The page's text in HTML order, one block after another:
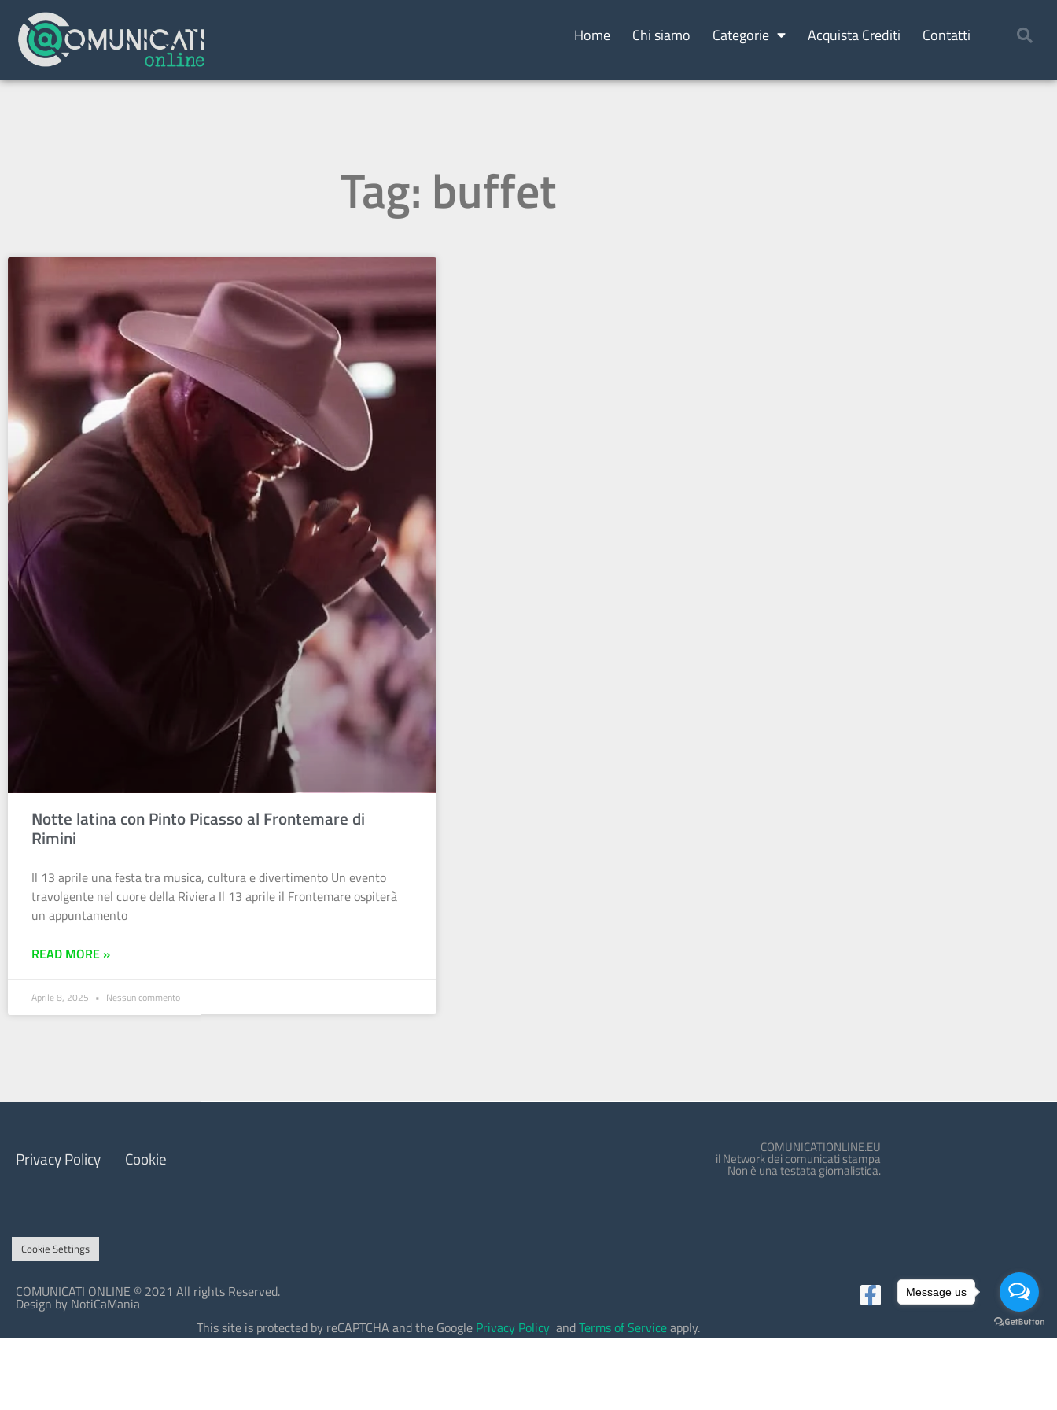
Home Chi siamo Categorie Acquista Crediti Contatti
Tag: buffet
Notte latina con Pinto Picasso al Frontemare di
Rimini
Il 13 aprile una festa tra musica, cultura e divertimento Un evento
travolgente nel cuore della Riviera Il 13 aprile il Frontemare ospiterà
un appuntamento
READ MORE »
Aprile 8, 2025 Nessun commento
Privacy Policy Cookie COMUNICATIONLINE.EU
il Network dei comunicati stampa
Non è una testata giornalistica.
Cookie Settings
COMUNICATI ONLINE © 2021 All rights Reserved.
Design by NotiCaMania
This site is protected by reCAPTCHA and the Google Privacy Policy andTerms of Serviceapply.
Message us